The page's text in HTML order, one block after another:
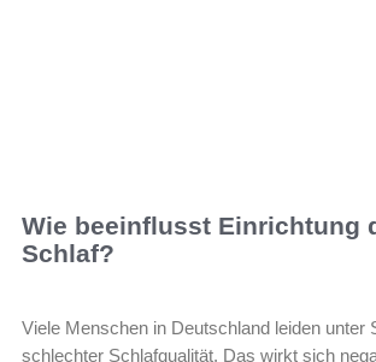
Wie beeinflusst Einrichtung
Schlaf?
Viele Menschen in Deutschland leiden unter
schlechter Schlafqualität. Das wirkt sich